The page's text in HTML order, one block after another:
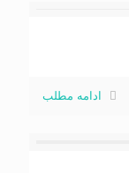
ادامه مطلب